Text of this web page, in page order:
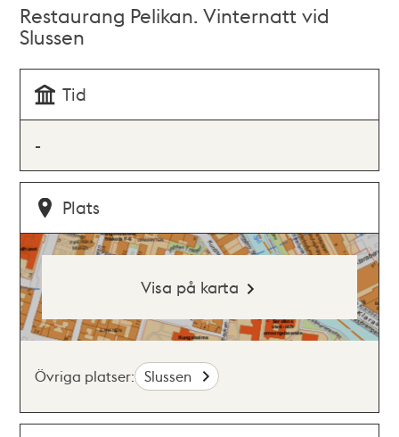
Restaurang Pelikan. Vinternatt vid
Slussen
Tid
-
Plats
Visa på karta
Övriga platser: Slussen